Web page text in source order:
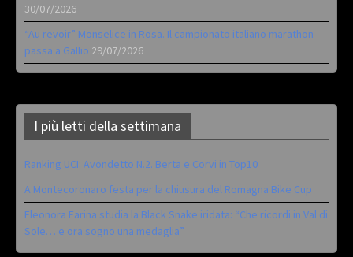
30/07/2026
“Au revoir” Monselice in Rosa. Il campionato italiano marathon
passa a Gallio 29/07/2026
I più letti della settimana
Ranking UCI: Avondetto N.2. Berta e Corvi in Top10
A Montecoronaro festa per la chiusura del Romagna Bike Cup
Eleonora Farina studia la Black Snake iridata: “Che ricordi in Val di
Sole… e ora sogno una medaglia”